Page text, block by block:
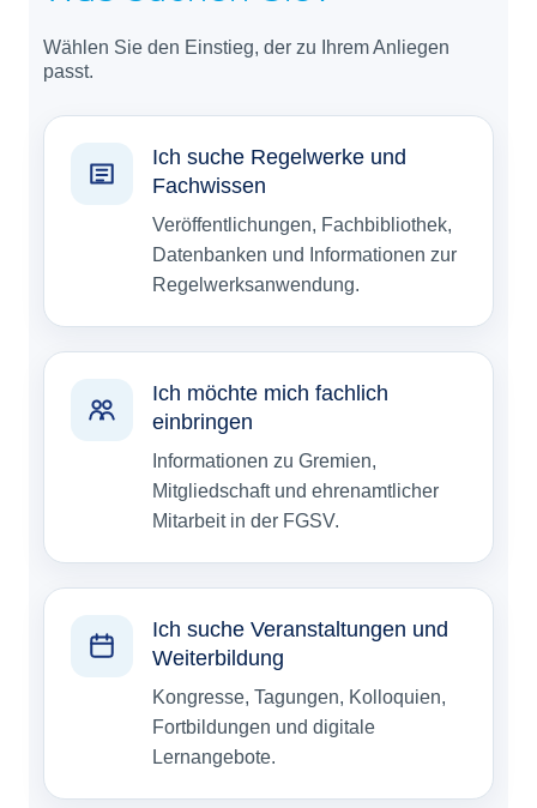
Wählen Sie den Einstieg, der zu Ihrem Anliegen
passt.
Ich suche Regelwerke und
Fachwissen
Veröffentlichungen, Fachbibliothek,
Datenbanken und Informationen zur
Regelwerksanwendung.
Ich möchte mich fachlich
einbringen
Informationen zu Gremien,
Mitgliedschaft und ehrenamtlicher
Mitarbeit in der FGSV.
Ich suche Veranstaltungen und
Weiterbildung
Kongresse, Tagungen, Kolloquien,
Fortbildungen und digitale
Lernangebote.